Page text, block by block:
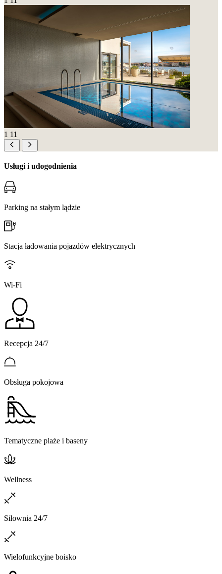
1 11
Usługi i udogodnienia
Parking na stałym lądzie
Stacja ładowania pojazdów elektrycznych
Wi-Fi
Recepcja 24/7
Obsługa pokojowa
Tematyczne plaże i baseny
Wellness
Siłownia 24/7
Wielofunkcyjne boisko